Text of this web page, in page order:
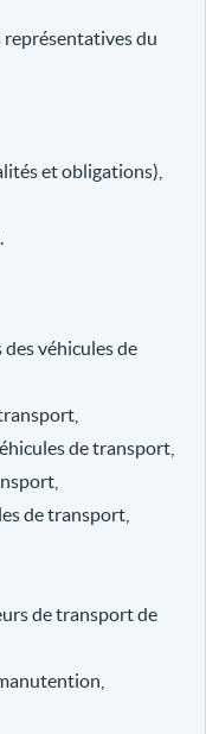
représentatives du
et obligations),
véhicules de
de transport,
de transport,
de transport de